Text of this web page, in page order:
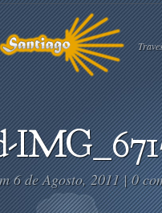
6 de Agosto, 2011 |0